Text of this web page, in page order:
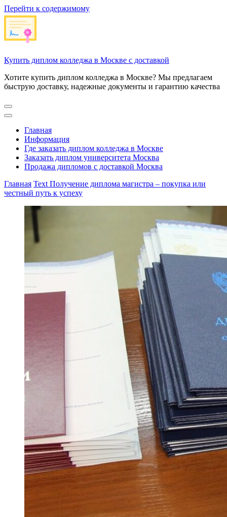
Перейти к содержимому
Купить диплом колледжа в Москве с доставкой
Хотите купить диплом колледжа в Москве? Мы предлагаем
быструю доставку, надежные документы и гарантию качества
Главная
Информация
Где заказать диплом колледжа в Москве
Заказать диплом университета Москва
Продажа дипломов с доставкой Москва
Главная Text Получение диплома магистра – покупка или
честный путь к успеху